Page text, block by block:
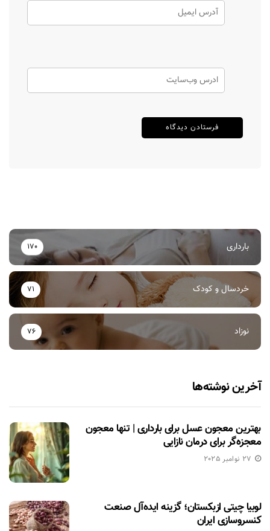
بارداری 170
خردسال و کودک 71
نوزاد 76
آخرین نوشته‌ها
بهترین معجون عسل برای بارداری | تنها معجون
معجزه‌گر برای درمان نازایی
27 نوامبر 2025
لوبیا چیتی ازبکستان؛ گزینه ایده‌آل صنعت
کنسروسازی ایران